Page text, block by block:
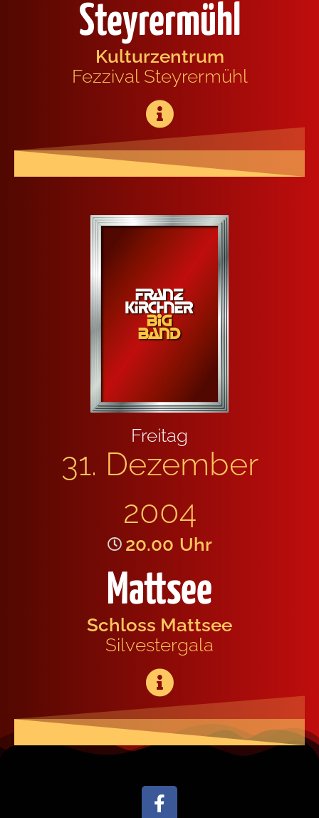
Steyrermühl
Kul­tur­zen­trum
Fez­zi­val Stey­rer­mühl
Frei­tag
31. Dezem­ber
2004
20.00 Uhr
Mattsee
Schloss Matt­see
Sil­ves­ter­ga­la